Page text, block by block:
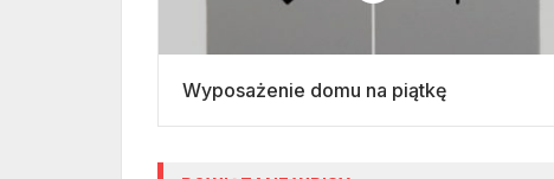
Wyposażenie domu na piątkę